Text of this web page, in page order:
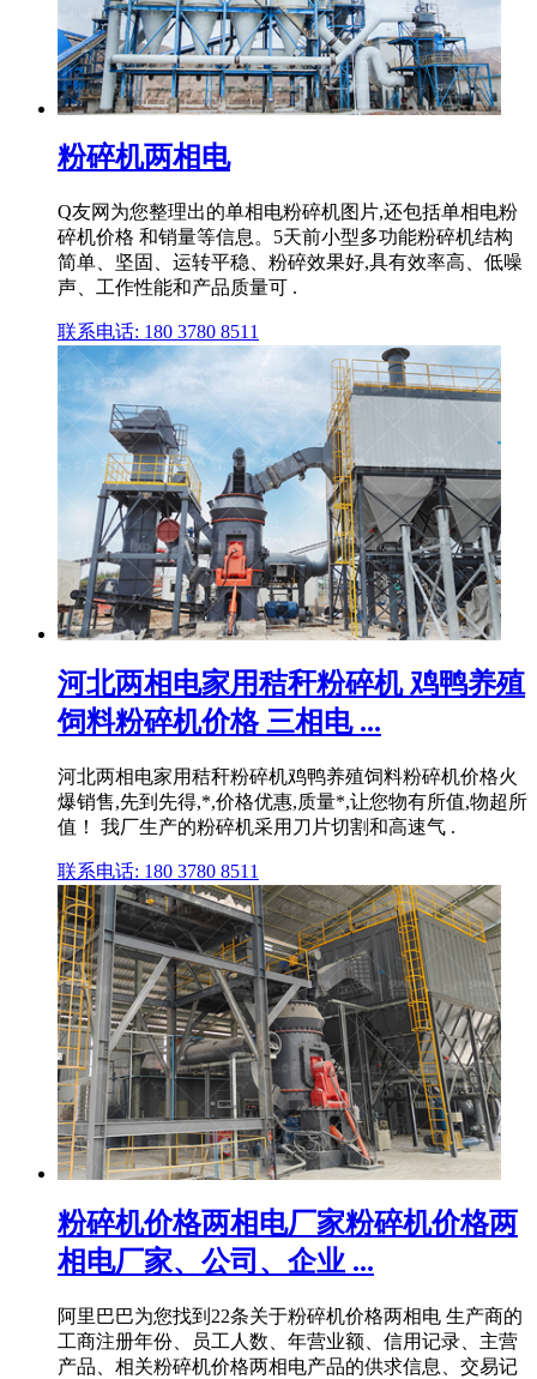
粉碎机两相电
Q友网为您整理出的单相电粉碎机图片,还包括单相电粉
碎机价格 和销量等信息。5天前小型多功能粉碎机结构
简单、坚固、运转平稳、粉碎效果好,具有效率高、低噪
声、工作性能和产品质量可 .
联系电话: 180 3780 8511
河北两相电家用秸秆粉碎机 鸡鸭养殖
饲料粉碎机价格 三相电 ...
河北两相电家用秸秆粉碎机鸡鸭养殖饲料粉碎机价格火
爆销售,先到先得,*,价格优惠,质量*,让您物有所值,物超所
值！ 我厂生产的粉碎机采用刀片切割和高速气 .
联系电话: 180 3780 8511
粉碎机价格两相电厂家粉碎机价格两
相电厂家、公司、企业 ...
阿里巴巴为您找到22条关于粉碎机价格两相电 生产商的
工商注册年份、员工人数、年营业额、信用记录、主营
产品、相关粉碎机价格两相电产品的供求信息、交易记